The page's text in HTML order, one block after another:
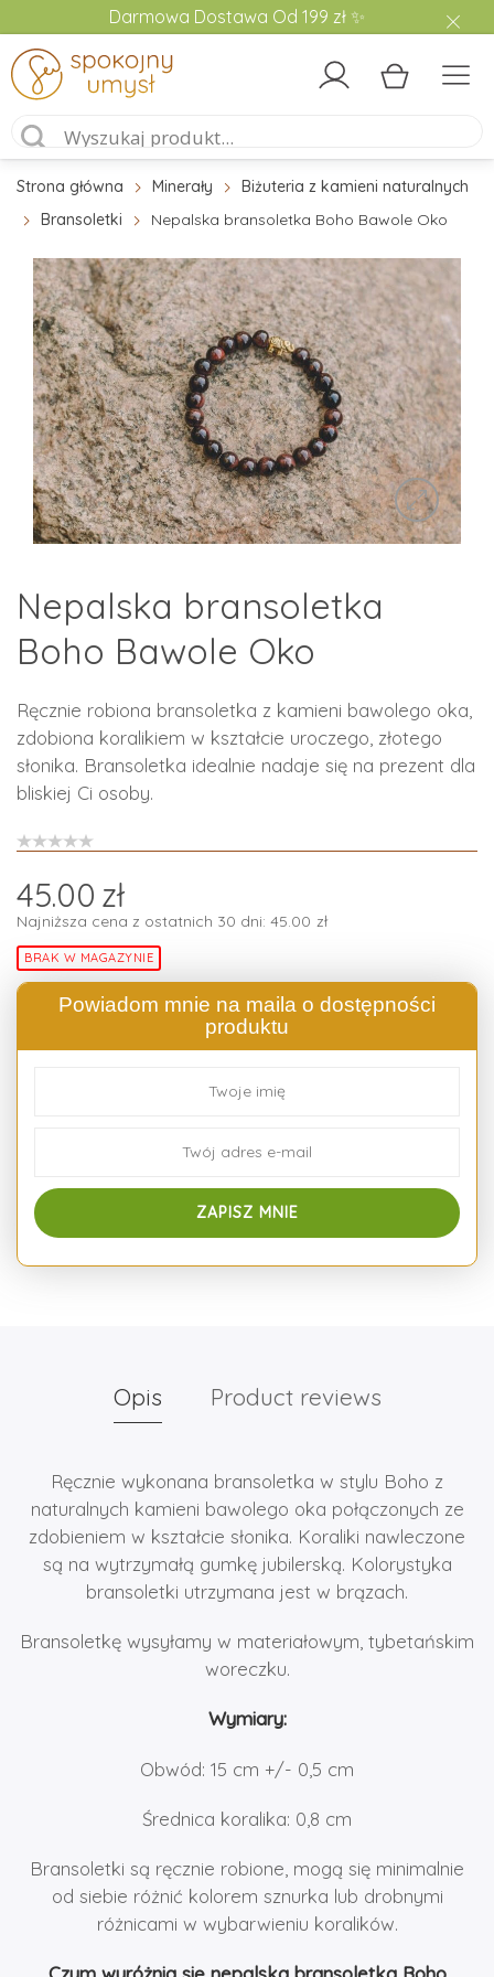
Darmowa Dostawa Od 199 zł ✨
Strona główna Minerały
Biżuteria z kamieni naturalnych
Bransoletki
Nepalska bransoletka Boho Bawole Oko
Nepalska bransoletka
Boho Bawole Oko
Ręcznie robiona bransoletka z kamieni bawolego oka,
zdobiona koralikiem w kształcie uroczego, złotego
słonika. Bransoletka idealnie nadaje się na prezent dla
bliskiej Ci osoby.
45.00 zł
Najniższa cena z ostatnich 30 dni: 45.00 zł
BRAK W MAGAZYNIE
Powiadom mnie na maila o dostępności
produktu
Opis Product reviews
Ręcznie wykonana bransoletka w stylu Boho z
naturalnych kamieni bawolego oka połączonych ze
zdobieniem w kształcie słonika. Koraliki nawleczone
są na wytrzymałą gumkę jubilerską. Kolorystyka
bransoletki utrzymana jest w brązach.
Bransoletkę wysyłamy w materiałowym, tybetańskim
woreczku.
Wymiary:
Obwód: 15 cm +/- 0,5 cm
Średnica koralika: 0,8 cm
Bransoletki są ręcznie robione, mogą się minimalnie
od siebie różnić kolorem sznurka lub drobnymi
różnicami w wybarwieniu koralików.